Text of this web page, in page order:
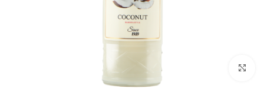
برای بزرگنمایی کلیک کنید